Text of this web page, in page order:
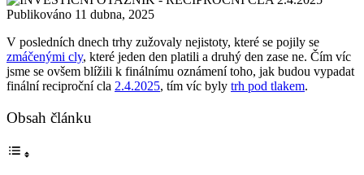
Publikováno 11 dubna, 2025
V posledních dnech trhy zužovaly nejistoty, které se pojily se
zmáčenými cly, které jeden den platili a druhý den zase ne. Čím víc
jsme se ovšem blížili k finálnímu oznámení toho, jak budou vypadat
finální reciproční cla 2.4.2025, tím víc byly trh pod tlakem.
Obsah článku